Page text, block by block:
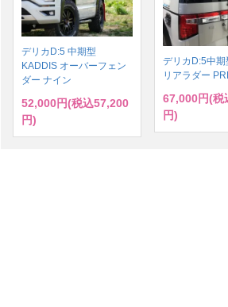
デリカD:5 中期型
KADDIS オーバーフェン
ダー ナイン
52,000円(税込57,200
円)
デリカD:5中
リアラダー
67,000円(税
円)